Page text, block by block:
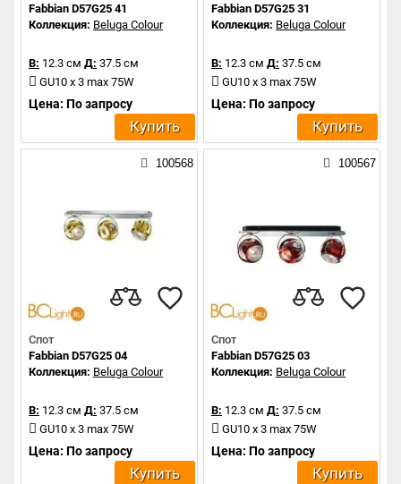
Fabbian D57G25 41
Коллекция: Beluga Colour
В: 12.3 см Д: 37.5 см
GU10 x 3 max 75W
Цена: По запросу
Купить
Fabbian D57G25 31
Коллекция: Beluga Colour
В: 12.3 см Д: 37.5 см
GU10 x 3 max 75W
Цена: По запросу
Купить
100568
Спот
Fabbian D57G25 04
Коллекция: Beluga Colour
В: 12.3 см Д: 37.5 см
GU10 x 3 max 75W
Цена: По запросу
Купить
100567
Спот
Fabbian D57G25 03
Коллекция: Beluga Colour
В: 12.3 см Д: 37.5 см
GU10 x 3 max 75W
Цена: По запросу
Купить